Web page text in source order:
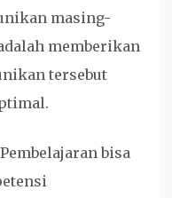
masing-
memberikan
tersebut
bisa